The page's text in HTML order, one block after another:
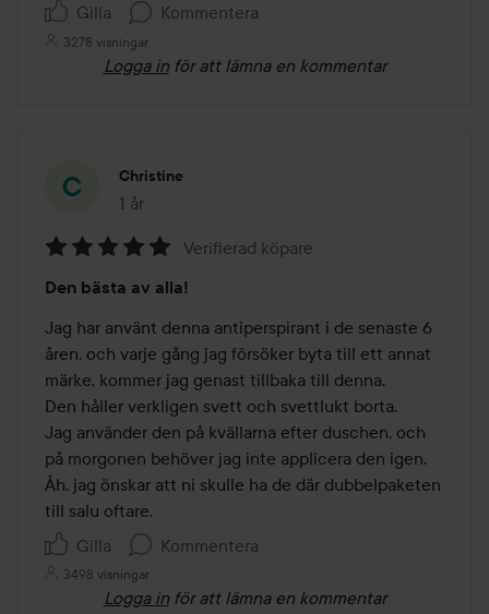
Gilla Kommentera
3278 visningar
Logga in för att lämna en kommentar
Christine
1 år
Inlägget skapades 1 år
5
av
5
Verifierad köpare
Den bästa av alla!
Jag har använt denna antiperspirant i de senaste 6
åren, och varje gång jag försöker byta till ett annat
märke, kommer jag genast tillbaka till denna.
Den håller verkligen svett och svettlukt borta.
Jag använder den på kvällarna efter duschen, och
på morgonen behöver jag inte applicera den igen.
Åh, jag önskar att ni skulle ha de där dubbelpaketen
till salu oftare.
Gilla
Kommentera
3498 visningar
Logga in för att lämna en kommentar